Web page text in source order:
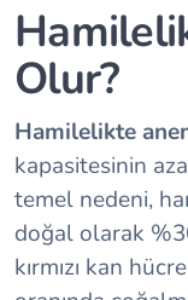
Olur?
Hamilelikte
kapasitesinin
temel nedeni,
doğal olarak
kırmızı kan